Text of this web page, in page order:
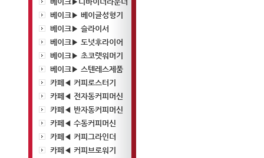
베이크▶ 베이글성형기
베이크▶ 슬라이서
베이크▶ 도넛후라이어
베이크▶ 초코렛워머기
베이크▶ 스텐레스제품
카페◀ 커피로스터기
카페◀ 전자동커피머신
카페◀ 반자동커피머신
카페◀ 수동커피머신
카페◀ 커피그라인더
카페◀ 커피브로워기